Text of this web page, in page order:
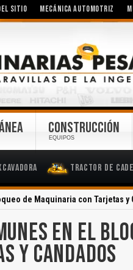
SITIO MECÁNICA AUTOMOTRIZ
Tractor de
CONSTRUCCIÓN
EQUIPOS
de Maquinaria con Tarjetas y
EN EL
Y CANDADOS